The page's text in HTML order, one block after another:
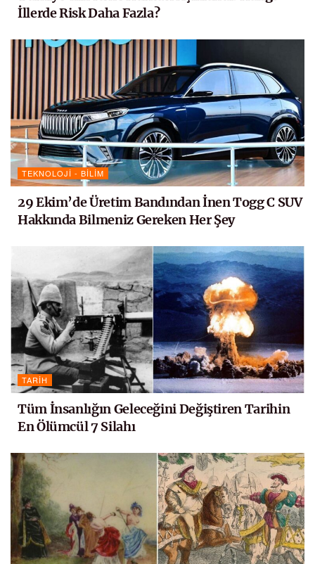
İllerde Risk Daha Fazla?
TEKNOLOJI - BILIM
29 Ekim’de Üretim Bandından İnen Togg C SUV
Hakkında Bilmeniz Gereken Her Şey
TARIH
Tüm İnsanlığın Geleceğini Değiştiren Tarihin
En Ölümcül 7 Silahı